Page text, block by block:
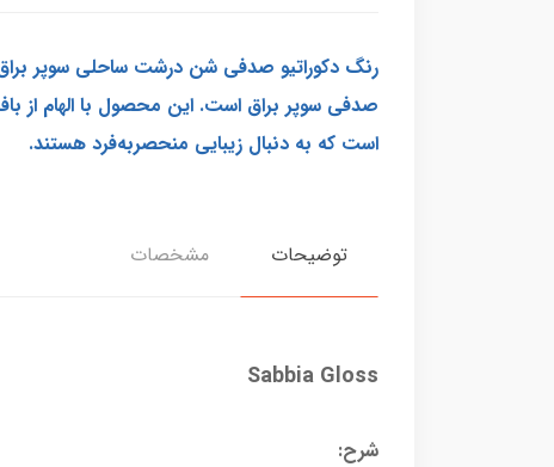
صدفی سوپر براق است. این محصول با الهام از
است که به دنبال زیبایی منحصربه‌فرد هستند.
توضیحات مشخصات
Sabbia Gloss
شرح: